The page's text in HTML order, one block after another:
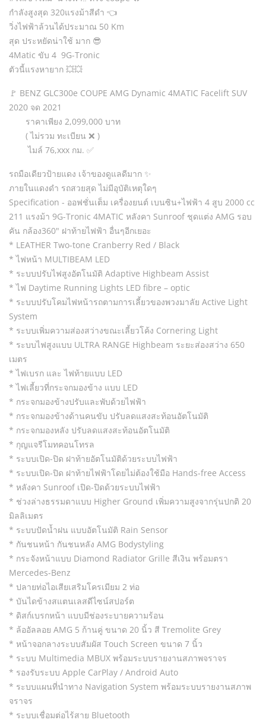
กำลังสูงสุด 320แรงม้าสีดำ 👈
วิ่งไฟฟ้าล้วนได้ประมาณ 50 Km
สุด ประหยัดน่าใช้ มาก 😎
4Matic ขับ 4 9G-Tronic
ตัวนี้แรงหายาก 💥💥
🚩 BENZ GLC300e COUPE AMG Dynamic 4MATIC Facelift SUV
2020 จด 2021
ราคาเพียง 2,099,000 บาท
( ไม่รวม ทะเบียน ❌ )
ไมล์ 76,xxx กม. ✅
รถมือเดียวป้ายแดง เจ้าของดูแลดีมาก ✨
ภายในแดงดำ รถสวยสุด ไม่มีอุบัติเหตุใดๆ
Specification - ออฟชั่นเต็ม เครื่องยนต์ เบนซิน+ไฟฟ้า 4 สูบ 2000 cc
211 แรงม้า 9G-Tronic 4MATIC หลังคา Sunroof ชุดแต่ง AMG รอบ
คัน กล้อง360" ฝาท้ายไฟฟ้า อื่นๆอีกเยอะ
* LEATHER Two-tone Cranberry Red / Black
* ไฟหน้า MULTIBEAM LED
* ระบบปรับไฟสูงอัตโนมัติ Adaptive Highbeam Assist
* ไฟ Daytime Running Lights LED fibre – optic
* ระบบปรับโคมไฟหน้ารถตามการเลี้ยวของพวงมาลัย Active Light
System
* ระบบเพิ่มความส่องสว่างขณะเลี้ยวโค้ง Cornering Light
* ระบบไฟสูงแบบ ULTRA RANGE Highbeam ระยะส่องสว่าง 650
เมตร
* ไฟเบรก และ ไฟท้ายแบบ LED
* ไฟเลี้ยวที่กระจกมองข้าง แบบ LED
* กระจกมองข้างปรับและพับด้วยไฟฟ้า
* กระจกมองข้างด้านคนขับ ปรับลดแสงสะท้อนอัตโนมัติ
* กระจกมองหลัง ปรับลดแสงสะท้อนอัตโนมัติ
* กุญแจรีโมทคอนโทรล
* ระบบเปิด-ปิด ฝาท้ายอัตโนมัติด้วยระบบไฟฟ้า
* ระบบเปิด-ปิด ฝาท้ายไฟฟ้าโดยไม่ต้องใช้มือ Hands-free Access
* หลังคา Sunroof เปิด-ปิดด้วยระบบไฟฟ้า
* ช่วงล่างธรรมดาแบบ Higher Ground เพิ่มความสูงจากรุ่นปกติ 20
มิลลิเมตร
* ระบบปัดน้ำฝน แบบอัตโนมัติ Rain Sensor
* กันชนหน้า กันชนหลัง AMG Bodystyling
* กระจังหน้าแบบ Diamond Radiator Grille สีเงิน พร้อมตรา
Mercedes-Benz
* ปลายท่อไอเสียเสริมโครเมียม 2 ท่อ
* บันไดข้างสแตนเลสดีไซน์สปอร์ต
* ดิสก์เบรกหน้า แบบมีช่องระบายความร้อน
* ล้ออัลลอย AMG 5 ก้านคู่ ขนาด 20 นิ้ว สี Tremolite Grey
* หน้าจอกลางระบบสัมผัส Touch Screen ขนาด 7 นิ้ว
* ระบบ Multimedia MBUX พร้อมระบบรายงานสภาพจราจร
* รองรับระบบ Apple CarPlay / Android Auto
* ระบบแผนที่นำทาง Navigation System พร้อมระบบรายงานสภาพ
จราจร
* ระบบเชื่อมต่อไร้สาย Bluetooth